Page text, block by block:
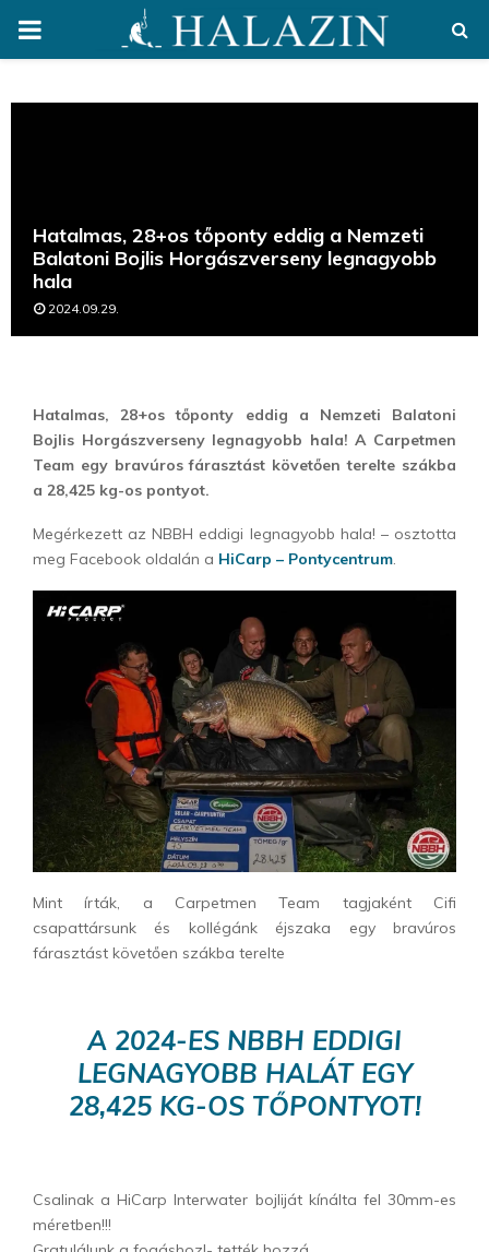
PRIMARY
Hatalmas, 28+os tőponty eddig a Nemzeti
Balatoni Bojlis Horgászverseny legnagyobb
hala
2024.09.29.
Hatalmas, 28+os tőponty eddig a Nemzeti Balatoni
Bojlis Horgászverseny legnagyobb hala! A Carpetmen
Team egy bravúros fárasztást követően terelte szákba
a 28,425 kg-os pontyot.
Megérkezett az NBBH eddigi legnagyobb hala! – osztotta
meg Facebook oldalán a HiCarp – Pontycentrum.
Mint írták, a Carpetmen Team tagjaként Cifi
csapattársunk és kollégánk éjszaka egy bravúros
fárasztást követően szákba terelte
A 2024-ES NBBH EDDIGI
LEGNAGYOBB HALÁT EGY
28,425 KG-OS TŐPONTYOT!
Csalinak a HiCarp Interwater bojliját kínálta fel 30mm-es
méretben!!!